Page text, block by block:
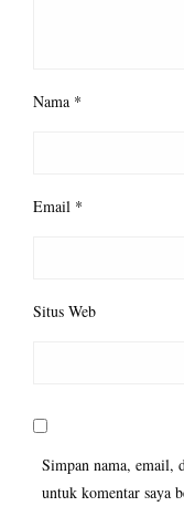
Nama *
Email *
Situs Web
Simpan nama, email,
untuk komentar saya